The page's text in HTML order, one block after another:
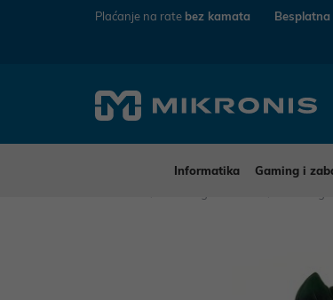
Plaćanje na rate bez kamata
Informatika Gaming i